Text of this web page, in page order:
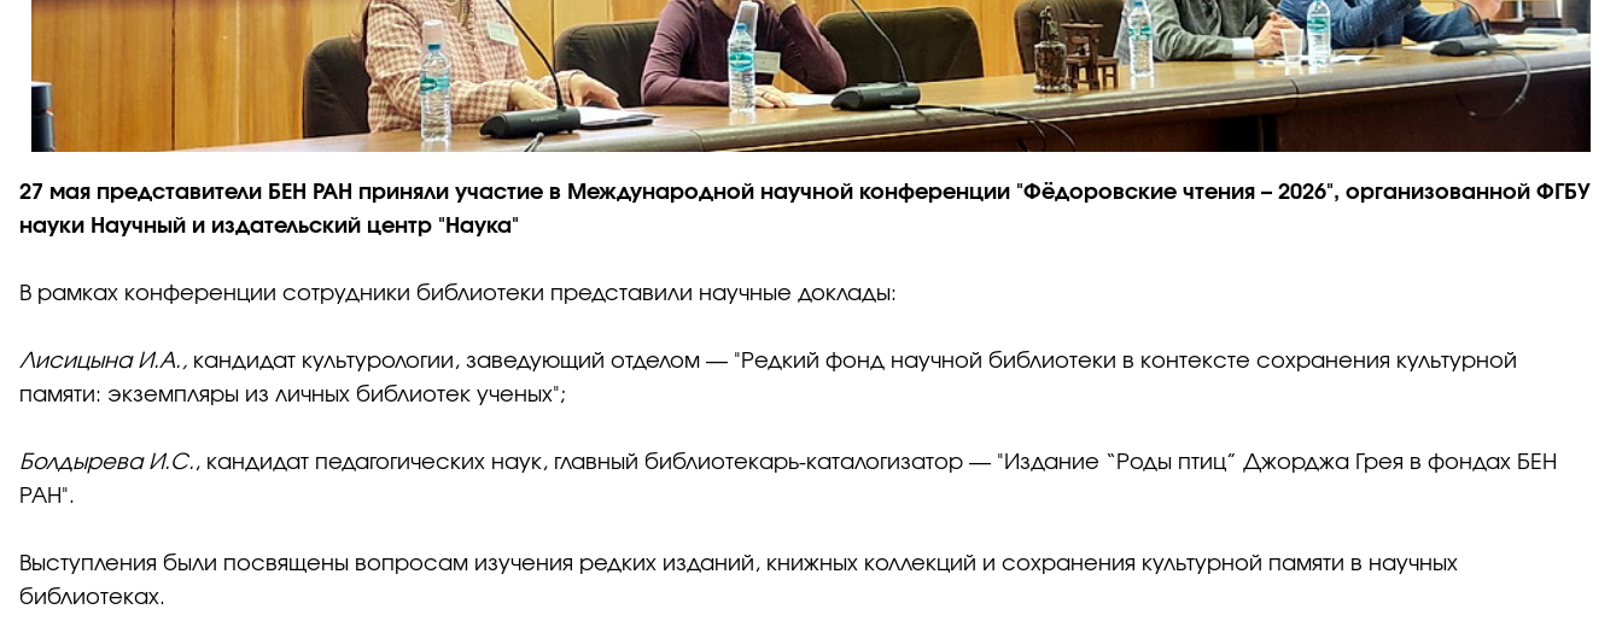
27 мая представители БЕН РАН приняли участие в Международной научной конференции "Фёдоровские чтения – 2026", организованной ФГБУ
науки Научный и издательский центр "Наука"
В рамках конференции сотрудники библиотеки представили научные доклады:
Лисицына И.А., кандидат культурологии, заведующий отделом — "Редкий фонд научной библиотеки в контексте сохранения культурной
памяти: экземпляры из личных библиотек ученых";
Болдырева И.С., кандидат педагогических наук, главный библиотекарь-каталогизатор — "Издание “Роды птиц” Джорджа Грея в фондах БЕН
РАН".
Выступления были посвящены вопросам изучения редких изданий, книжных коллекций и сохранения культурной памяти в научных
библиотеках.